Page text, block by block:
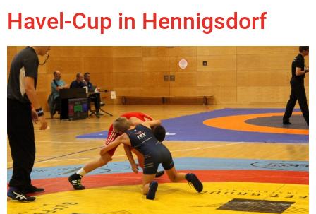
Havel-Cup in Hennigsdorf